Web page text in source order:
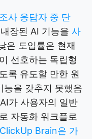
사 응답자 중 단
장된 AI 기능을 사
은 도입률은 현재
선호하는 독립형
록 유도할 만한 원
능을 갖추지 못했음
가 사용자의 일반
자동화 워크플로
ClickUp Brain은 가